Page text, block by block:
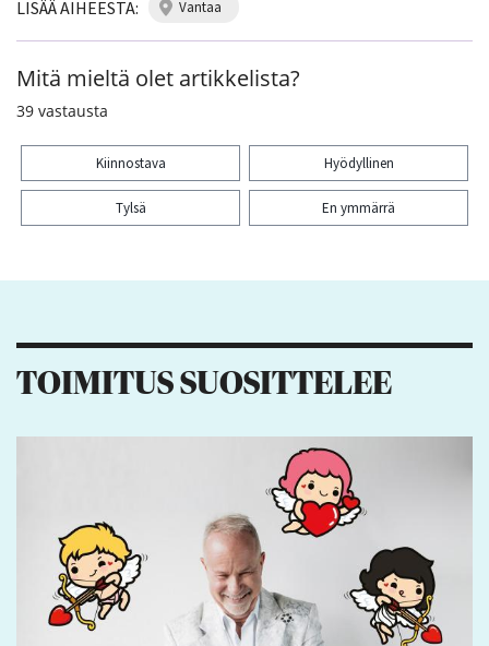
LISÄÄ AIHEESTA: vantaa
Mitä mieltä olet artikkelista?
39 vastausta
Kiinnostava Hyödyllinen
Tylsä En ymmärrä
TOIMITUS SUOSITTELEE